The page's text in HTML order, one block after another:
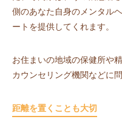
側のあなた自身のメンタル
ートを提供してくれます。
お住まいの地域の保健所や
カウンセリング機関などに
距離を置くことも大切